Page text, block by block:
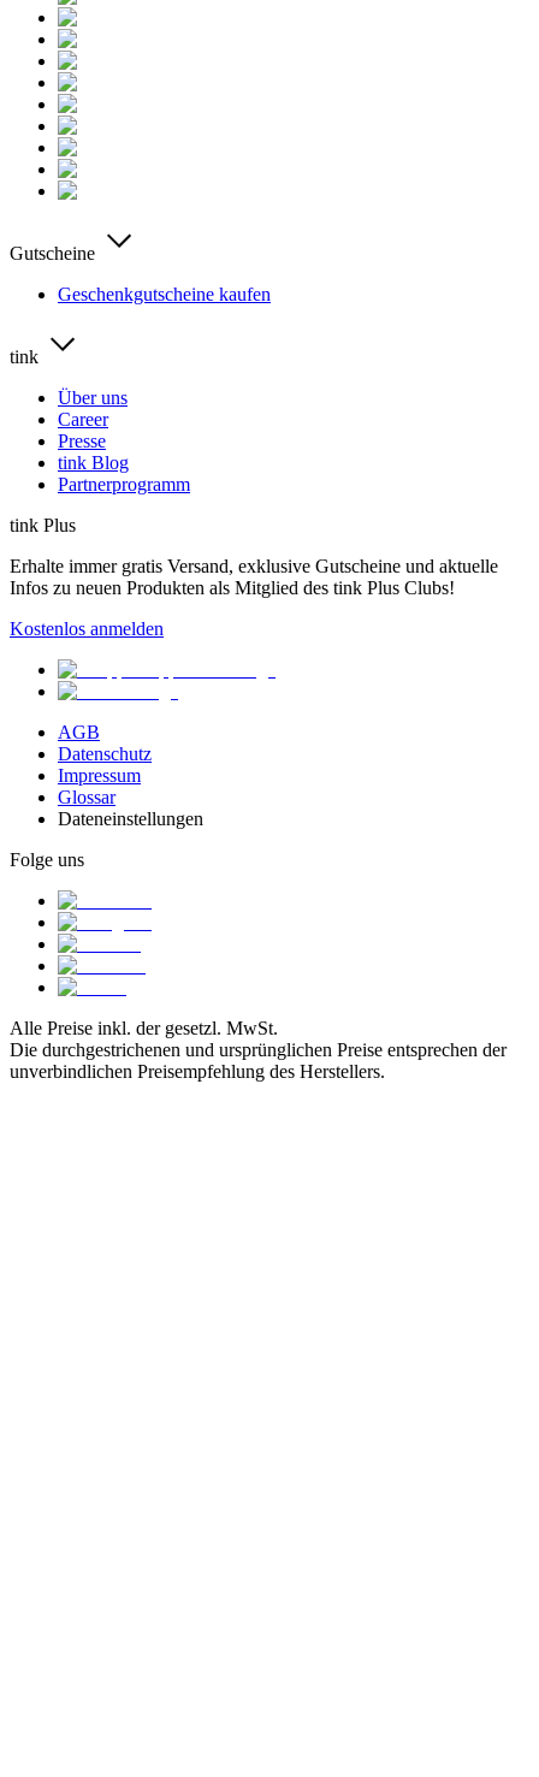
Gutscheine
Geschenkgutscheine kaufen
tink
Über uns
Career
Presse
tink Blog
Partnerprogramm
tink Plus
Erhalte immer gratis Versand, exklusive Gutscheine und aktuelle
Infos zu neuen Produkten als Mitglied des tink Plus Clubs!
Kostenlos anmelden
AGB
Datenschutz
Impressum
Glossar
Dateneinstellungen
Folge uns
Alle Preise inkl. der gesetzl. MwSt.
Die durchgestrichenen und ursprünglichen Preise entsprechen der
unverbindlichen Preisempfehlung des Herstellers.